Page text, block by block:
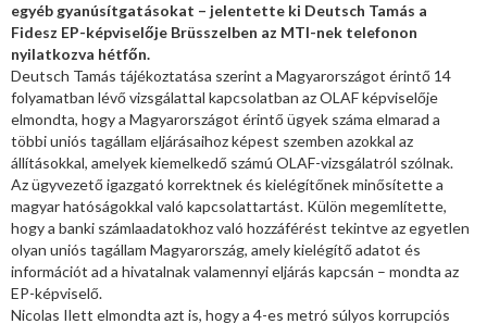
egyéb gyanúsítgatásokat – jelentette ki Deutsch Tamás a
Fidesz EP-képviselője Brüsszelben az MTI-nek telefonon
nyilatkozva hétfőn.
Deutsch Tamás tájékoztatása szerint a Magyarországot érintő 14
folyamatban lévő vizsgálattal kapcsolatban az OLAF képviselője
elmondta, hogy a Magyarországot érintő ügyek száma elmarad a
többi uniós tagállam eljárásaihoz képest szemben azokkal az
állításokkal, amelyek kiemelkedő számú OLAF-vizsgálatról szólnak.
Az ügyvezető igazgató korrektnek és kielégítőnek minősítette a
magyar hatóságokkal való kapcsolattartást. Külön megemlítette,
hogy a banki számlaadatokhoz való hozzáférést tekintve az egyetlen
olyan uniós tagállam Magyarország, amely kielégítő adatot és
információt ad a hivatalnak valamennyi eljárás kapcsán – mondta az
EP-képviselő.
Nicolas Ilett elmondta azt is, hogy a 4-es metró súlyos korrupciós